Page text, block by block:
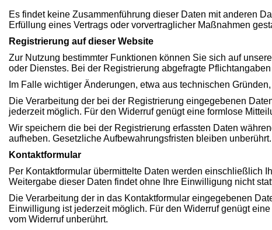
Es findet keine Zusammenführung dieser Daten mit anderen
Erfüllung eines Vertrags oder vorvertraglicher Maßnahmen
Registrierung auf dieser Website
Zur Nutzung bestimmter Funktionen können Sie sich auf
oder Dienstes. Bei der Registrierung abgefragte
Im Falle wichtiger Änderungen, etwa aus technischen
Die Verarbeitung der bei der Registrierung eingegebenen
jederzeit möglich. Für den Widerruf genügt eine formlose
Wir speichern die bei der Registrierung erfassten Daten
aufheben. Gesetzliche Aufbewahrungsfristen bleiben unberührt.
Kontaktformular
Per Kontaktformular übermittelte Daten werden einschließlich
Weitergabe dieser Daten findet ohne Ihre Einwilligung nicht
Die Verarbeitung der in das Kontaktformular eingegebenen
Einwilligung ist jederzeit möglich. Für den Widerruf genügt
vom Widerruf unberührt.